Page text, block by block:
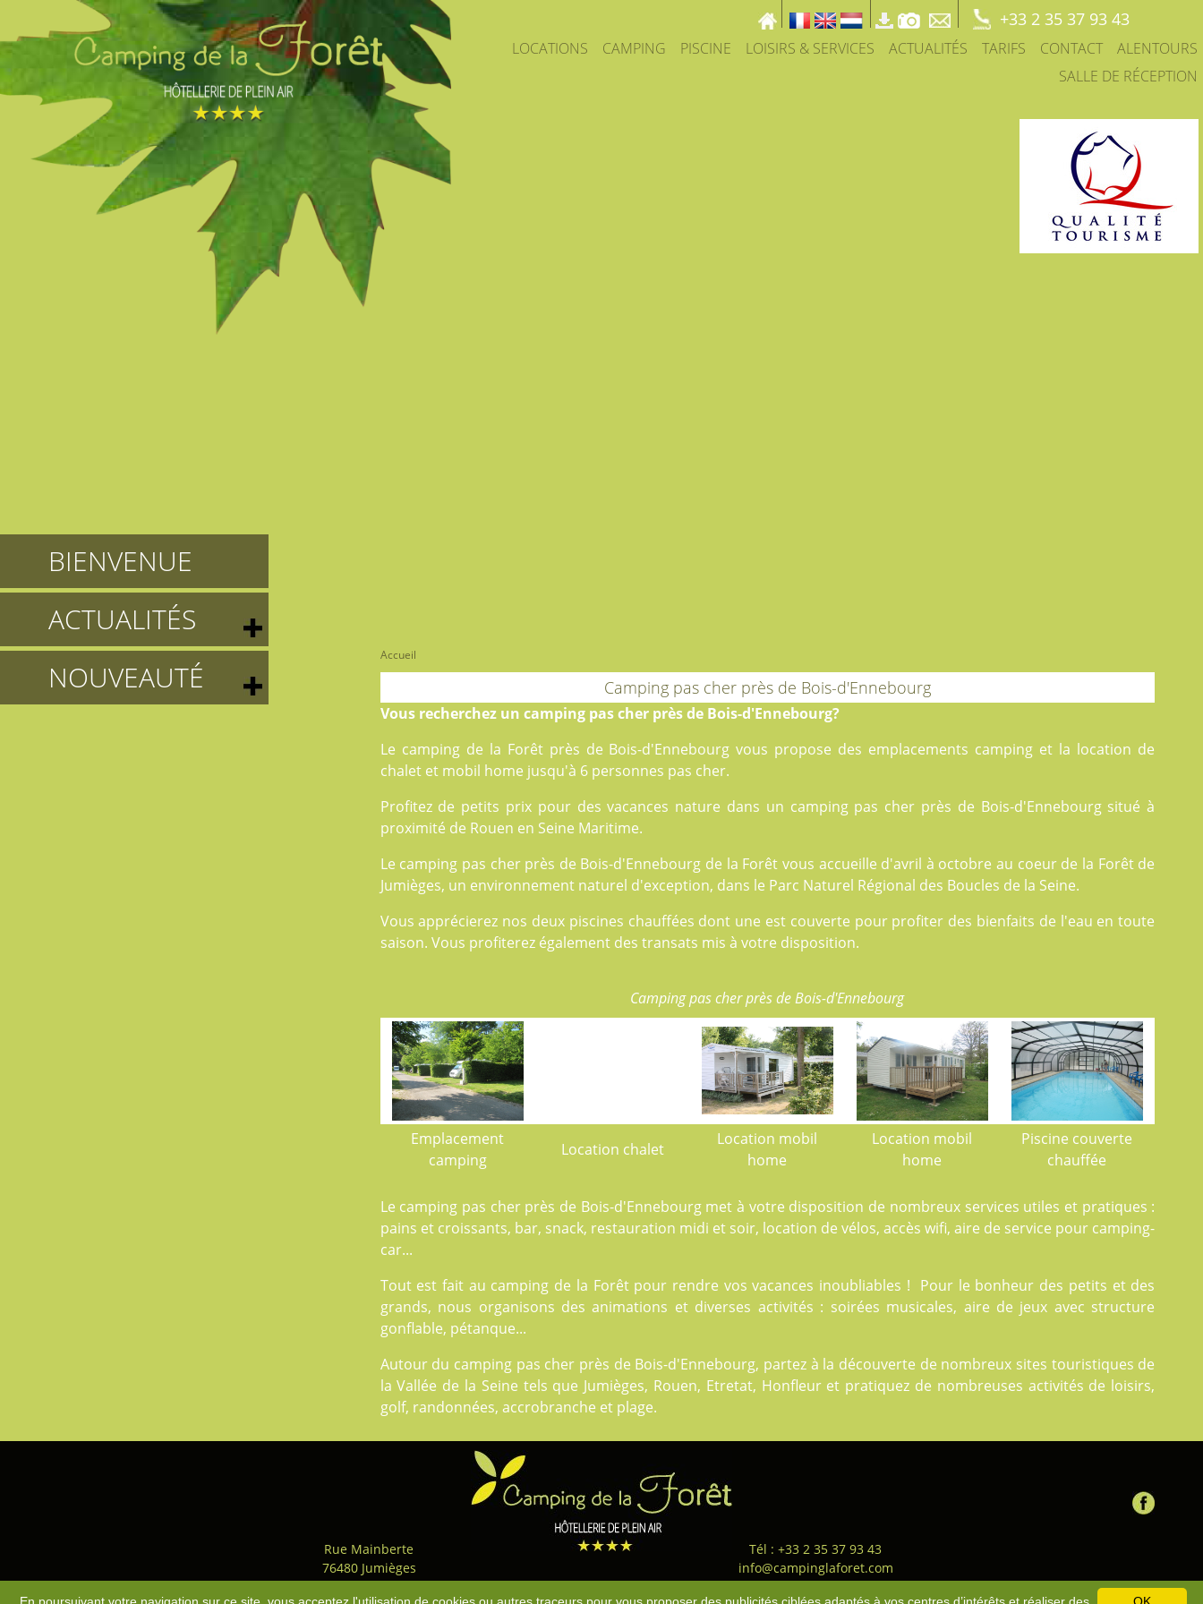
+33 2 35 37 93 43
LOCATIONS CAMPING PISCINE LOISIRS & SERVICES ACTUALITÉS TARIFS CONTACT
ALENTOURS
SALLE DE RÉCEPTION
BIENVENUE
ACTUALITÉS
NOUVEAUTÉ
Accueil
Camping pas cher près de Bois-d'Ennebourg
Vous recherchez un camping pas cher près de Bois-d'Ennebourg?
Le camping de la Forêt près de Bois-d'Ennebourg vous propose des emplacements camping et la location de
chalet et mobil home jusqu'à 6 personnes pas cher.
Profitez de petits prix pour des vacances nature dans un camping pas cher près de Bois-d'Ennebourg situé à
proximité de Rouen en Seine Maritime.
Le camping pas cher près de Bois-d'Ennebourg de la Forêt vous accueille d'avril à octobre au coeur de la Forêt de
Jumièges, un environnement naturel d'exception, dans le Parc Naturel Régional des Boucles de la Seine.
Vous apprécierez nos deux piscines chauffées dont une est couverte pour profiter des bienfaits de l'eau en toute
saison. Vous profiterez également des transats mis à votre disposition.
Camping pas cher près de Bois-d'Ennebourg
Emplacement
camping
Location chalet
Location mobil
home
Location mobil
home
Piscine couverte
chauffée
Le camping pas cher près de Bois-d'Ennebourg met à votre disposition de nombreux services utiles et pratiques :
pains et croissants, bar, snack, restauration midi et soir, location de vélos, accès wifi, aire de service pour camping-
car...
Tout est fait au camping de la Forêtpour rendre vos vacances inoubliables ! Pour le bonheur des petits et des
grands, nous organisons des animations et diverses activités : soirées musicales, aire de jeux avec structure
gonflable, pétanque...
Autour du camping pas cher près de Bois-d'Ennebourg, partez à la découverte de nombreux sites touristiques de
la Vallée de la Seine tels que Jumièges, Rouen, Etretat, Honfleur et pratiquez de nombreuses activités de loisirs,
golf, randonnées, accrobranche et plage.
Rue Mainberte
76480 Jumièges
Tél : +33 2 35 37 93 43
info@campinglaforet.com
Accès-Plan du site-Mentions légales-Nos Flux RSS- Téléchargement-Politique de confidentialité-condition générale de vente -Bons